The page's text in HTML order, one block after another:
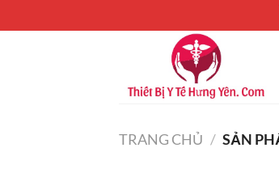
đến
TRANG CHỦ / SẢN